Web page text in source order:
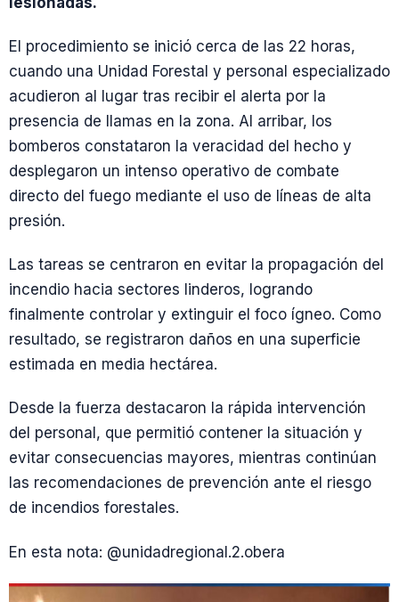
El procedimiento se inició cerca de las 22 horas,
cuando una Unidad Forestal y personal especializado
acudieron al lugar tras recibir el alerta por la
presencia de llamas en la zona. Al arribar, los
bomberos constataron la veracidad del hecho y
desplegaron un intenso operativo de combate
directo del fuego mediante el uso de líneas de alta
presión.
Las tareas se centraron en evitar la propagación del
incendio hacia sectores linderos, logrando
finalmente controlar y extinguir el foco ígneo. Como
resultado, se registraron daños en una superficie
estimada en media hectárea.
Desde la fuerza destacaron la rápida intervención
del personal, que permitió contener la situación y
evitar consecuencias mayores, mientras continúan
las recomendaciones de prevención ante el riesgo
de incendios forestales.
En esta nota: @unidadregional.2.obera